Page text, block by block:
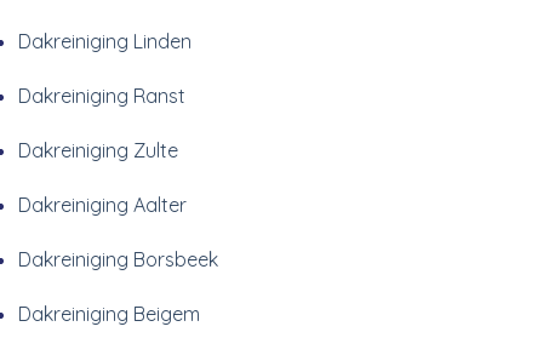
Dakreiniging Linden
Dakreiniging Ranst
Dakreiniging Zulte
Dakreiniging Aalter
Dakreiniging Borsbeek
Dakreiniging Beigem